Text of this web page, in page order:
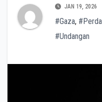
JAN 19, 2026
#Gaza,
#Undangan